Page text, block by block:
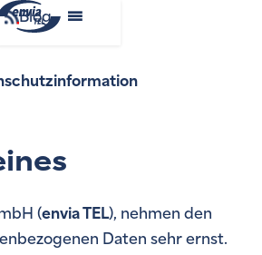
Blog
(envia TEL), nehmen den
Daten sehr ernst.